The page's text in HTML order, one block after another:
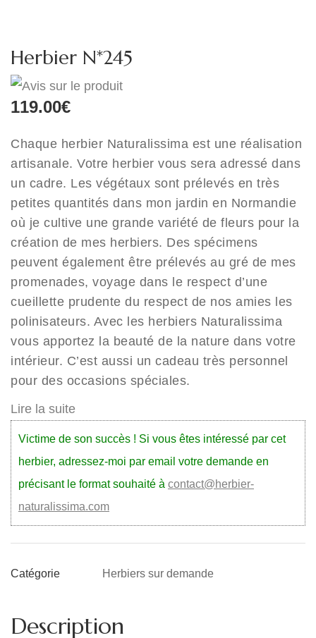
Herbier N*245
119.00€
Chaque herbier Naturalissima est une réalisation
artisanale. Votre herbier vous sera adressé dans
un cadre. Les végétaux sont prélevés en très
petites quantités dans mon jardin en Normandie
où je cultive une grande variété de fleurs pour la
création de mes herbiers. Des spécimens
peuvent également être prélevés au gré de mes
promenades, voyage dans le respect d’une
cueillette prudente du respect de nos amies les
polinisateurs. Avec les herbiers Naturalissima
vous apportez la beauté de la nature dans votre
intérieur. C’est aussi un cadeau très personnel
pour des occasions spéciales.
Lire la suite
Victime de son succès ! Si vous êtes intéressé par cet
herbier, adressez-moi par email votre demande en
précisant le format souhaité à contact@herbier-
naturalissima.com
Catégorie Herbiers sur demande
Description